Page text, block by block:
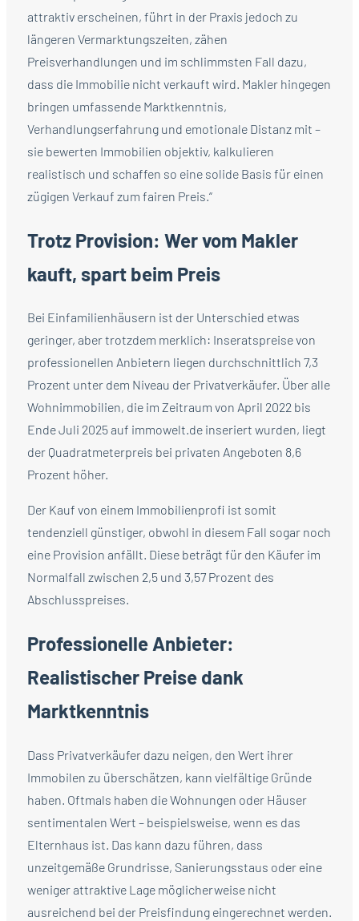
attraktiv erscheinen, führt in der Praxis jedoch zu
längeren Vermarktungszeiten, zähen
Preisverhandlungen und im schlimmsten Fall dazu,
dass die Immobilie nicht verkauft wird. Makler hingegen
bringen umfassende Marktkenntnis,
Verhandlungserfahrung und emotionale Distanz mit –
sie bewerten Immobilien objektiv, kalkulieren
realistisch und schaffen so eine solide Basis für einen
zügigen Verkauf zum fairen Preis.“
Trotz Provision: Wer vom Makler
kauft, spart beim Preis
Bei Einfamilienhäusern ist der Unterschied etwas
geringer, aber trotzdem merklich: Inseratspreise von
professionellen Anbietern liegen durchschnittlich 7,3
Prozent unter dem Niveau der Privatverkäufer. Über alle
Wohnimmobilien, die im Zeitraum von April 2022 bis
Ende Juli 2025 auf immowelt.de inseriert wurden, liegt
der Quadratmeterpreis bei privaten Angeboten 8,6
Prozent höher.
Der Kauf von einem Immobilienprofi ist somit
tendenziell günstiger, obwohl in diesem Fall sogar noch
eine Provision anfällt. Diese beträgt für den Käufer im
Normalfall zwischen 2,5 und 3,57 Prozent des
Abschlusspreises.
Professionelle Anbieter:
Realistischer Preise dank
Marktkenntnis
Dass Privatverkäufer dazu neigen, den Wert ihrer
Immobilen zu überschätzen, kann vielfältige Gründe
haben. Oftmals haben die Wohnungen oder Häuser
sentimentalen Wert – beispielsweise, wenn es das
Elternhaus ist. Das kann dazu führen, dass
unzeitgemäße Grundrisse, Sanierungsstaus oder eine
weniger attraktive Lage möglicherweise nicht
ausreichend bei der Preisfindung eingerechnet werden.